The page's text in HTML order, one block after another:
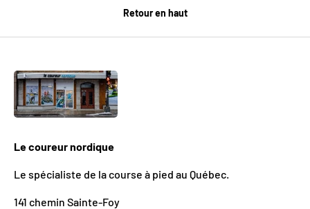
Retour en haut
Le coureur nordique
Le spécialiste de la course à pied au Québec.
141 chemin Sainte-Foy